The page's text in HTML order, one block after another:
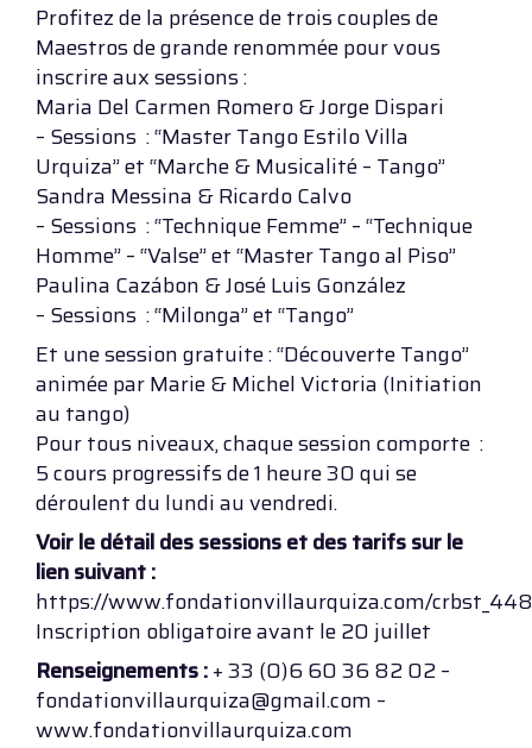
Profitez de la présence de trois couples de
Maestros de grande renommée pour vous
inscrire aux sessions :
Maria Del Carmen Romero & Jorge Dispari
– Sessions : “Master Tango Estilo Villa
Urquiza” et “Marche & Musicalité – Tango”
Sandra Messina & Ricardo Calvo
– Sessions : “Technique Femme” – “Technique
Homme” – “Valse” et “Master Tango al Piso”
Paulina Cazábon & José Luis González
– Sessions : “Milonga” et “Tango”
Et une session gratuite : “Découverte Tango”
animée par Marie & Michel Victoria (Initiation
au tango)
Pour tous niveaux, chaque session comporte :
5 cours progressifs de 1 heure 30 qui se
déroulent du lundi au vendredi.
Voir le détail des sessions et des tarifs sur le
lien suivant :
https://www.fondationvillaurquiza.com/
Inscription obligatoire avant le 20 juillet
Renseignements :+ 33 (0)6 60 36 82 02 –
fondationvillaurquiza@gmail.com –
www.fondationvillaurquiza.com